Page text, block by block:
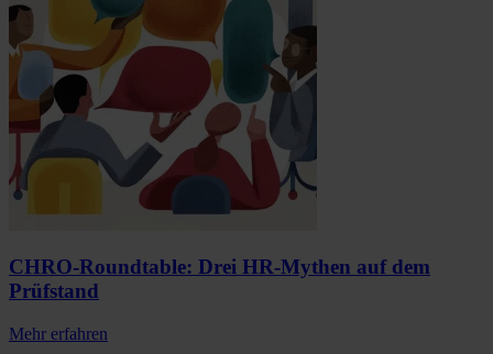
CHRO-Roundtable: Drei HR-Mythen auf dem
Prüfstand
Mehr erfahren